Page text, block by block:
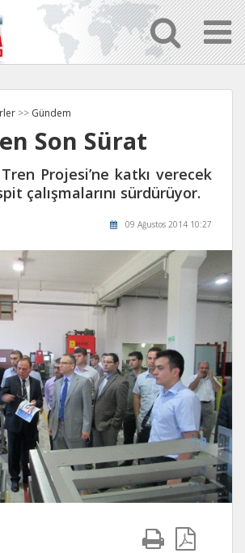
>> Gündem
Son Sürat
Projesi’ne katkı verecek
çalışmalarını sürdürüyor.
09 Ağustos 2014 10:27